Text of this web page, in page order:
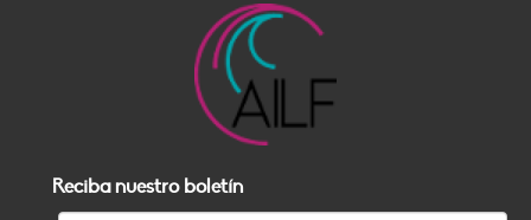
Reciba nuestro boletín